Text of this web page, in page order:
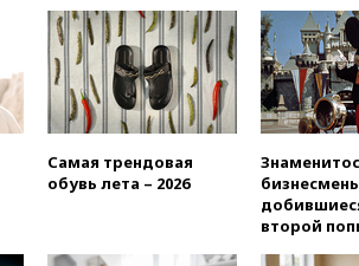
Самая трендовая
обувь лета – 2026
второй